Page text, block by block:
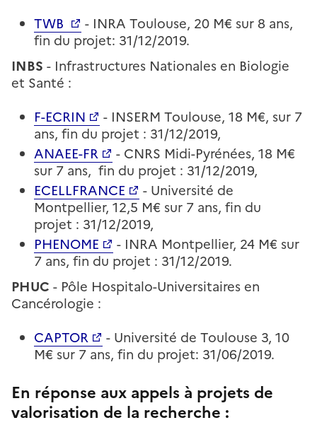
TWB
- INRA Toulouse, 20 M€ sur 8 ans,
fin du projet: 31/12/2019.
INBS - Infrastructures Nationales en Biologie
et Santé :
F-ECRIN
- INSERM Toulouse, 18 M€, sur 7
ans, fin du projet : 31/12/2019,
ANAEE-FR
- CNRS Midi-Pyrénées, 18 M€
sur 7 ans, fin du projet : 31/12/2019,
ECELLFRANCE
- Université de
Montpellier, 12,5 M€ sur 7 ans, fin du
projet : 31/12/2019,
PHENOME
- INRA Montpellier, 24 M€ sur
7 ans, fin du projet : 31/12/2019.
PHUC - Pôle Hospitalo-Universitaires en
Cancérologie :
CAPTOR
- Université de Toulouse 3, 10
M€ sur 7 ans, fin du projet: 31/06/2019.
En réponse aux appels à projets de
valorisation de la recherche :